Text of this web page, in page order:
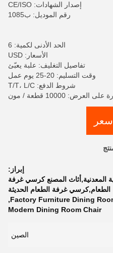
إصدار الشهادات: CE/ISO
رقم الموديل: ب1085
الحد الأدنى لكمية: 6
الأسعار: USD
تفاصيل التغليف: علبة يعبّئ
وقت التسليم: 20-25 يوم عمل
شروط الدفع: T/T، L/C
العرض: 10000 قطعة / مون
إبراز:
المعدنية,أثاث المصنع كرسي غرفة
الطعام,كرسي غرفة الطعام الحديثة
Factory Furniture Dining
,
Modern Dining Room Chair
الصين